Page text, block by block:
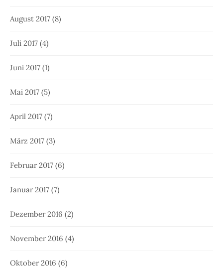
August 2017 (8)
Juli 2017 (4)
Juni 2017 (1)
Mai 2017 (5)
April 2017 (7)
März 2017 (3)
Februar 2017 (6)
Januar 2017 (7)
Dezember 2016 (2)
November 2016 (4)
Oktober 2016 (6)